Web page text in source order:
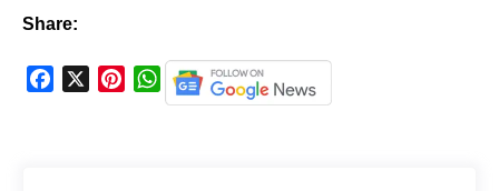
Share:
W
h